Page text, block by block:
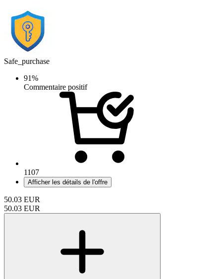
Safe_purchase
91%
Commentaire positif
1107
Afficher les détails de l'offre
50.03 EUR
50.03 EUR